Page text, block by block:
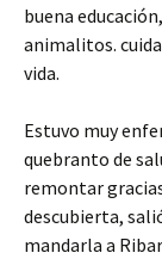
buena
animalitos.
vida.
Estuvo muy
quebranto de
remontar
descubierta,
mandarla a